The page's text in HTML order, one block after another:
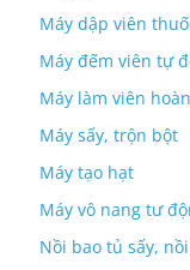
Máy dập viên
Máy đếm viên tự
Máy làm viên
Máy sấy, trộn bột
Máy tạo hạt
Máy vô nang tư
Nồi bao tủ sấy,